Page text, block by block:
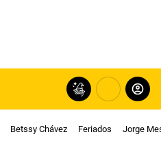
Betssy Chávez Feriados Jorge